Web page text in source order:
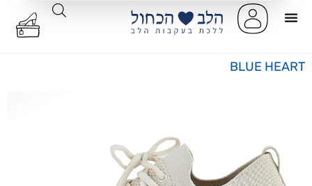
BLUE HEART